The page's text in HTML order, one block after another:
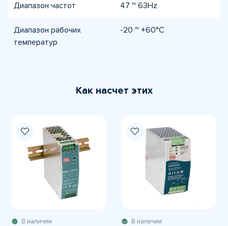
Диапазон частот 47 ~ 63Hz
Диапазон рабочих
температур
-20 ~ +60°C
Как насчет этих
В наличии В наличии